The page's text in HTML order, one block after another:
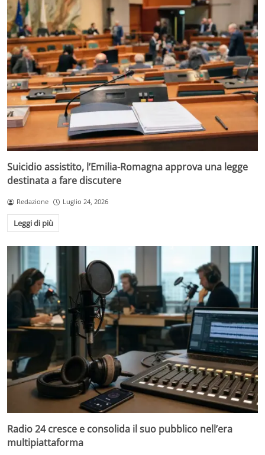
Suicidio assistito, l’Emilia-Romagna approva una legge
destinata a fare discutere
Redazione Luglio 24, 2026
Leggi di più
Radio 24 cresce e consolida il suo pubblico nell’era
multipiattaforma